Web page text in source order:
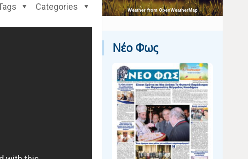
Categories Weather from OpenWeatherMap
Νέο Φως